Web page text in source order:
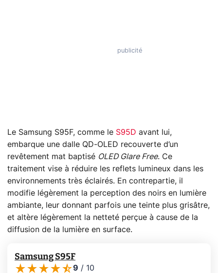
Le Samsung S95F, comme le S95D avant lui,
embarque une dalle QD-OLED recouverte d’un
revêtement mat baptisé OLED Glare Free. Ce
traitement vise à réduire les reflets lumineux dans les
environnements très éclairés. En contrepartie, il
modifie légèrement la perception des noirs en lumière
ambiante, leur donnant parfois une teinte plus grisâtre,
et altère légèrement la netteté perçue à cause de la
diffusion de la lumière en surface.
Samsung S95F
9 / 10